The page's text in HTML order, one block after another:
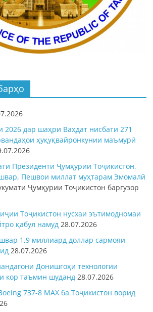
дар шаҳри Ваҳдат нисбати 271
ҳуқуқвайронкунии маъмурӣ
Президенти Ҷумҳурии Тоҷикистон,
Пешвои миллат муҳтарам Эмомалӣ
Ҷумҳурии Тоҷикистон баргузор
Тоҷикистон нусхаи эътимодномаи
қабул намуд 28.07.2026
1,9 миллиард доллар сармояи
28.07.2026
Донишгоҳи технологии
кор таъмин шуданд 28.07.2026
737-8 MAX ба Тоҷикистон ворид